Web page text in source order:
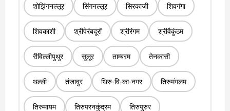
शोझिंगनल्लूर सिंगनल्लूर सिरकाजी शिवगंगा
शिवकाशी श्रीपेरंबदूरॉ श्रीरंगम श्रीवैकुंठम
रीविल्लीपुथुर सुलूर ताम्बरम तेनकासी
थल्ली तंजावुर थिरु-वि-का-नगर तिरुमंगलम
तिरुमायम तिरुपरनकुंद्रम तिरुपुरुर